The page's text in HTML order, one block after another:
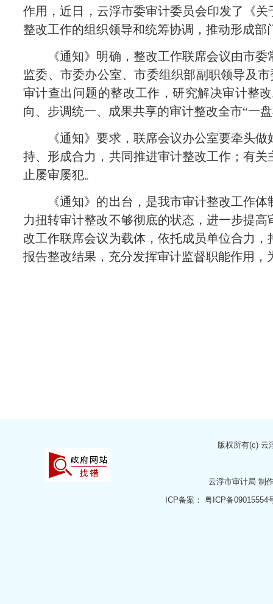
作用，近日，云浮市委审计委员会印发了《
整改工作的组织领导和统筹协调，推动形成
《通知》明确，整改工作联席会议由市委
监委、市委办公室、市委组织部副职领导及
审计查出问题的整改工作，研究解决审计整
向、步调统一、成果共享的审计整改全市“一
《通知》要求，联席会议办公室要牵头做
持、形成合力，共同推进审计整改工作；有
止屡审屡犯。
《通知》的出台，是我市审计整改工作体
力扭转审计整改不够彻底的状态，进一步提
改工作联席会议为载体，依托成员单位合力
报告整改结果，充分发挥审计监督职能作用，
版权所有(c) 云
云浮市审计局 制
ICP备案： 粤ICP备09015554